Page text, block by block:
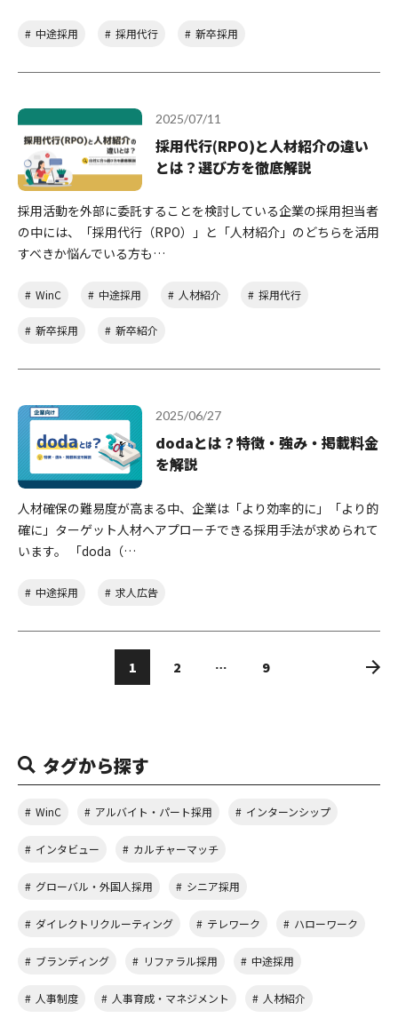
中途採用 採用代行 新卒採用
2025/07/11
採用代行(RPO)と人材紹介の違い
とは？選び方を徹底解説
採用活動を外部に委託することを検討している企業の採用担当者
の中には、「採用代行（RPO）」と「人材紹介」のどちらを活用
すべきか悩んでいる方も…
WinC 中途採用 人材紹介 採用代行
新卒採用 新卒紹介
2025/06/27
dodaとは？特徴・強み・掲載料金
を解説
人材確保の難易度が高まる中、企業は「より効率的に」「より的
確に」ターゲット人材へアプローチできる採用手法が求められて
います。 「doda（…
中途採用 求人広告
1 2 … 9
タグから探す
WinC アルバイト・パート採用 インターンシップ
インタビュー カルチャーマッチ
グローバル・外国人採用 シニア採用
ダイレクトリクルーティング テレワーク ハローワーク
ブランディング リファラル採用 中途採用
人事制度 人事育成・マネジメント 人材紹介